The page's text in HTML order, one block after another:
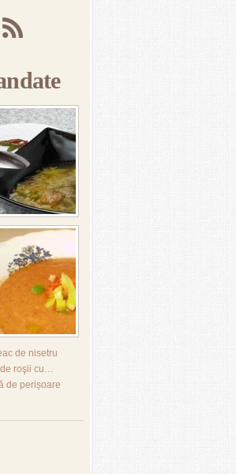
de nisetru
roşii cu…
de perișoare